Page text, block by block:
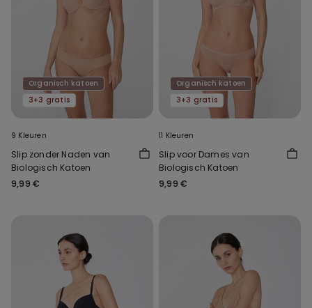
Organisch katoen
3+3 gratis
9 Kleuren
Slip zonder Naden van
Biologisch Katoen
9,99 €
Organisch katoen
3+3 gratis
11 Kleuren
Slip voor Dames van
Biologisch Katoen
9,99 €